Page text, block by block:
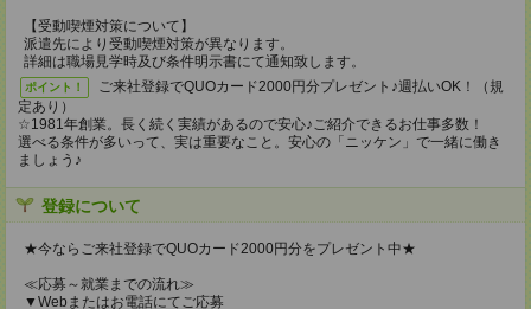
【受動喫煙対策について】
派遣先により受動喫煙対策が異なります。
詳細は職場見学時及び条件明示書にて通知致します。
ポイント！
ご来社登録でQUOカード2000円分プレゼント♪週払いOK！（規
定あり）
☆1981年創業。長く続く実績があるので安心♪ご紹介できるお仕事多数！
選べる条件が多いって、実は重要なこと。安心の「ニッケン」で一緒に働き
ましょう♪
登録について
★今ならご来社登録でQUOカード2000円分をプレゼント中★
≪応募～就業までの流れ≫
▼Webまたはお電話にてご応募